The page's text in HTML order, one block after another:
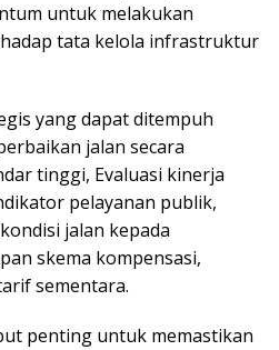
untuk melakukan
tata kelola infrastruktur
yang dapat ditempuh
jalan secara
tinggi, Evaluasi kinerja
pelayanan publik,
jalan kepada
skema kompensasi,
sementara.
penting untuk memastikan